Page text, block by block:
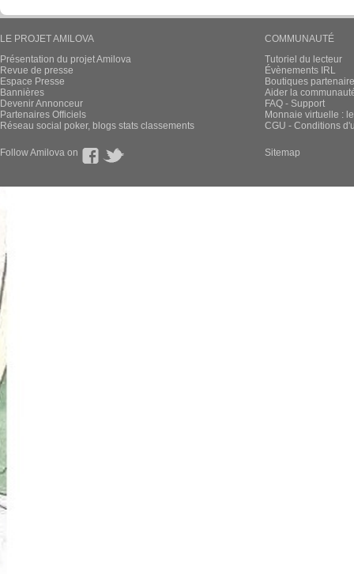
LE PROJET AMILOVA
Présentation du projet Amilova
Revue de presse
Espace Presse
Bannières
Devenir Annonceur
Partenaires Officiels
Réseau social poker, blogs stats classements
COMMUNAUTÉ
Tutoriel du lecteur
Évènements IRL
Boutiques
Aider la
FAQ - Support
Monnaie virtuelle :
CGU - Conditions
Follow Amilova on Sitemap